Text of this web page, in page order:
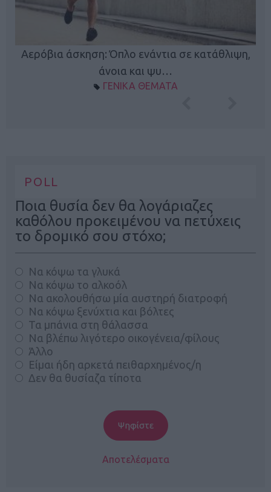
Αερόβια άσκηση: Όπλο ενάντια σε κατάθλιψη,
άνοια και ψυ…
ΓΕΝΙΚΑ ΘΕΜΑΤΑ
POLL
Ποια θυσία δεν θα λογάριαζες
καθόλου προκειμένου να πετύχεις
το δρομικό σου στόχο;
Να κόψω τα γλυκά
Να κόψω το αλκοόλ
Να ακολουθήσω μία αυστηρή διατροφή
Να κόψω ξενύχτια και βόλτες
Τα μπάνια στη θάλασσα
Να βλέπω λιγότερο οικογένεια/φίλους
Άλλο
Είμαι ήδη αρκετά πειθαρχημένος/η
Δεν θα θυσίαζα τίποτα
Αποτελέσματα